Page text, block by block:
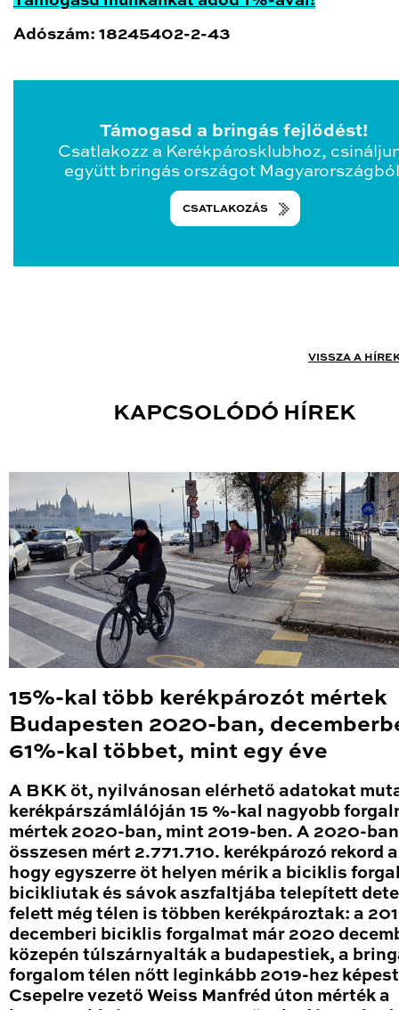
Adószám: 18245402-2-43
Támogasd a bringás fejlődést!
Csatlakozz a Kerékpárosklubhoz,
együtt bringás országot
CSATLAKOZÁS
VISSZA A
KAPCSOLÓDÓ HÍREK
15%-kal több kerékpározót mértek
Budapesten 2020-ban,
61%-kal többet, mint egy éve
A BKK öt, nyilvánosan elérhető adatokat
kerékpárszámlálóján 15 %-kal nagyobb
mértek 2020-ban, mint 2019-ben. A 2020-ban
összesen mért 2.771.710. kerékpározó rekord
hogy egyszerre öt helyen mérik a biciklis
bicikliutak és sávok aszfaltjába telepített
felett még télen is többen kerékpároztak: a
decemberi biciklis forgalmat már 2020
közepén túlszárnyalták a budapestiek, a
forgalom télen nőtt leginkább 2019-hez
Csepelre vezető Weiss Manfréd úton mérték a